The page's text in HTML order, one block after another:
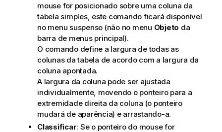
mouse for posicionado sobre uma coluna da
tabela simples, este comando ficará disponível
no menu suspenso (não no menu Objeto da
barra de menus principal).
O comando define a largura de todas as
colunas da tabela de acordo com a largura da
coluna apontada.
A largura da coluna pode ser ajustada
individualmente, movendo o ponteiro para a
extremidade direita da coluna (o ponteiro
mudará de aparência) e arrastando-a.
Classificar: Se o ponteiro do mouse for